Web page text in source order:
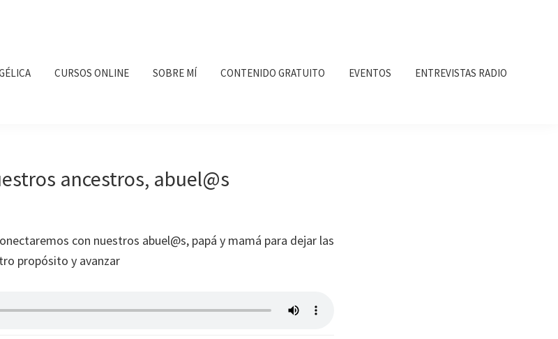
CURSOS ONLINE SOBRE MÍ CONTENIDO GRATUITO EVENTOS ENTREVISTAS RADIO
ancestros, abuel@s
con nuestros abuel@s, papá y mamá para dejar las
propósito y avanzar